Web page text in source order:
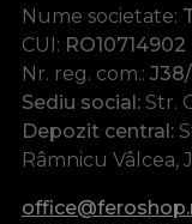
Nume societate:
CUI: RO10714902
Nr. reg. com.:
Sediu social: Str.
Depozit central:
Râmnicu Vâlcea,